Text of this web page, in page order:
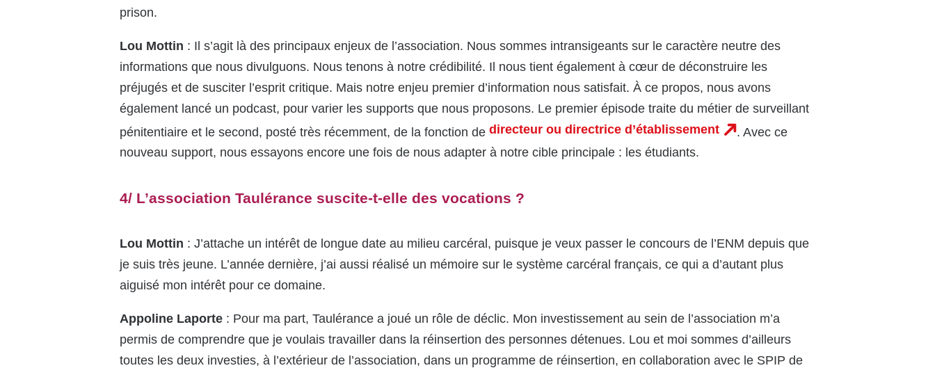
prison.
Lou Mottin : Il s’agit là des principaux enjeux de l’association. Nous sommes intransigeants sur le caractère neutre des
informations que nous divulguons. Nous tenons à notre crédibilité. Il nous tient également à cœur de déconstruire les
préjugés et de susciter l’esprit critique. Mais notre enjeu premier d’information nous satisfait. À ce propos, nous avons
également lancé un podcast, pour varier les supports que nous proposons. Le premier épisode traite du métier de surveillant
pénitentiaire et le second, posté très récemment, de la fonction de directeur ou directrice d’établissement
. Avec ce
nouveau support, nous essayons encore une fois de nous adapter à notre cible principale : les étudiants.
4/ L’association Taulérance suscite-t-elle des vocations ?
Lou Mottin : J’attache un intérêt de longue date au milieu carcéral, puisque je veux passer le concours de l’ENM depuis que
je suis très jeune. L’année dernière, j’ai aussi réalisé un mémoire sur le système carcéral français, ce qui a d’autant plus
aiguisé mon intérêt pour ce domaine.
Appoline Laporte : Pour ma part, Taulérance a joué un rôle de déclic. Mon investissement au sein de l’association m’a
permis de comprendre que je voulais travailler dans la réinsertion des personnes détenues. Lou et moi sommes d’ailleurs
toutes les deux investies, à l’extérieur de l’association, dans un programme de réinsertion, en collaboration avec le SPIP de